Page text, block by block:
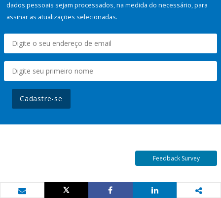
dados pessoais sejam processados, na medida do necessário, para
assinar as atualizações selecionadas.
Cadastre-se
Feedback Survey